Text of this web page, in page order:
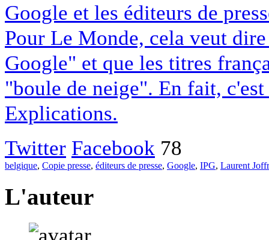
Google et les éditeurs de
Pour Le Monde, cela veut
Google" et que les titres
"boule de neige". En fait,
Explications.
Twitter Facebook 78
belgique, Copie presse, éditeurs de presse, Google, IPG, Laurent
L'auteur